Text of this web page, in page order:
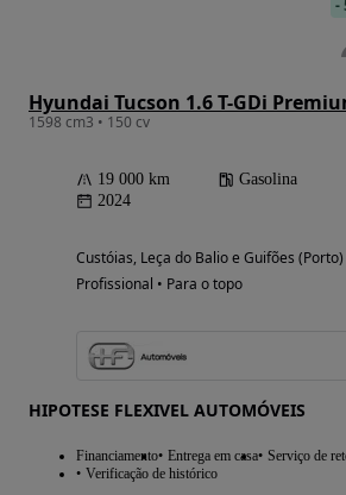
Hyundai Tucson 1.6 T-GDi
1598 cm3 • 150 cv
19 000 km Gasolina
2024
Custóias, Leça do Balio e Guifões (Porto)
Profissional • Para o topo
HIPOTESE FLEXIVEL AUTOMÓVEIS
Financiamento Entrega em casa Serviço de
Verificação de histórico
-